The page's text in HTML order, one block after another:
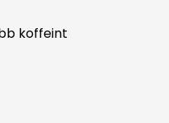
koffeint